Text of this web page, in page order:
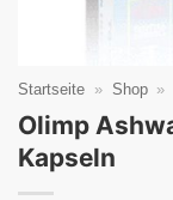
Startseite » Shop »
Olimp
Kapseln